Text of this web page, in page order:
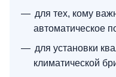
для тех, кому
автоматическое
для установки
климатической